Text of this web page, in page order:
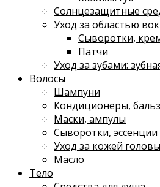
Солнцезащитные
Уход за областью
Сыворотки,
Патчи
Уход за зубами:
Волосы
Шампуни
Кондиционеры,
Маски, ампулы
Сыворотки, эссенции
Уход за кожей головы
Масло
Тело